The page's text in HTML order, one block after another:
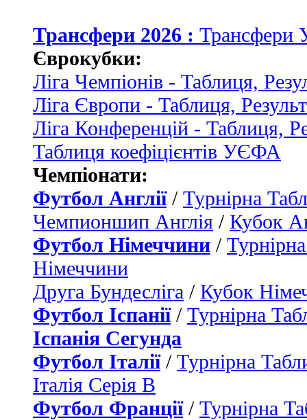
Трансфери 2026 : Трансфери
Єврокубки:
Ліга Чемпіонів - Таблиця,
Ліга Європи - Таблиця,
Ліга Конференцій - Таблиця,
Таблиця коефіцієнтів УЄФА
Чемпіонати:
Футбол Англії/ Турнірна
Чемпионшип Англія / Кубок
Футбол Німеччини /
Німеччини
Друга Бундесліга / Кубок
Футбол Іспанії/ Турнірна
Іспанія Сегунда
Футбол Італії/ Турнірна
Італія Серія B
Футбол Франції/ Турнірна